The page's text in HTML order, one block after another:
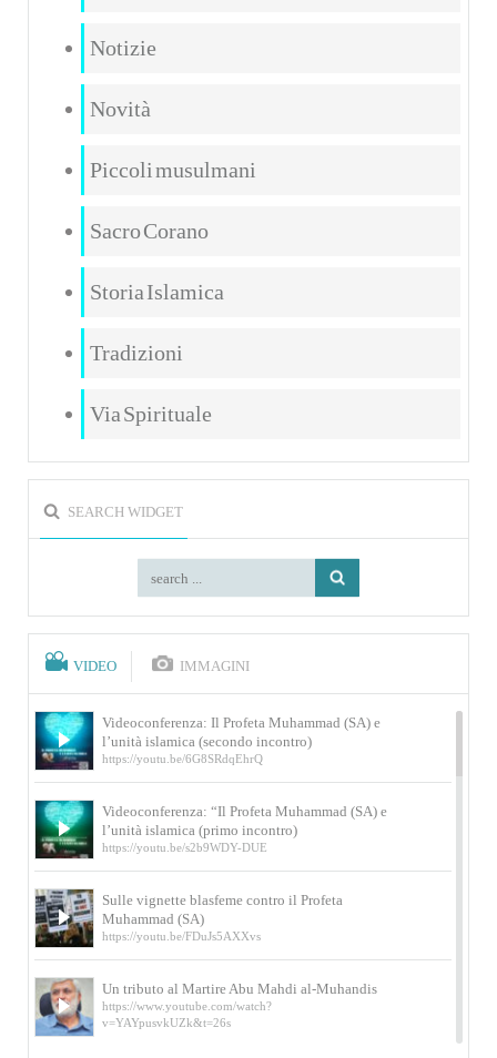
Notizie
Novità
Piccoli musulmani
Sacro Corano
Storia Islamica
Tradizioni
Via Spirituale
SEARCH WIDGET
VIDEO IMMAGINI
Videoconferenza: Il Profeta Muhammad (SA) e
l’unità islamica (secondo incontro)
https://youtu.be/6G8SRdqEhrQ
Videoconferenza: “Il Profeta Muhammad (SA) e
l’unità islamica (primo incontro)
https://youtu.be/s2b9WDY-DUE
Sulle vignette blasfeme contro il Profeta
Muhammad (SA)
https://youtu.be/FDuJs5AXXvs
Un tributo al Martire Abu Mahdi al-Muhandis
https://www.youtube.com/watch?
v=YAYpusvkUZk&t=26s